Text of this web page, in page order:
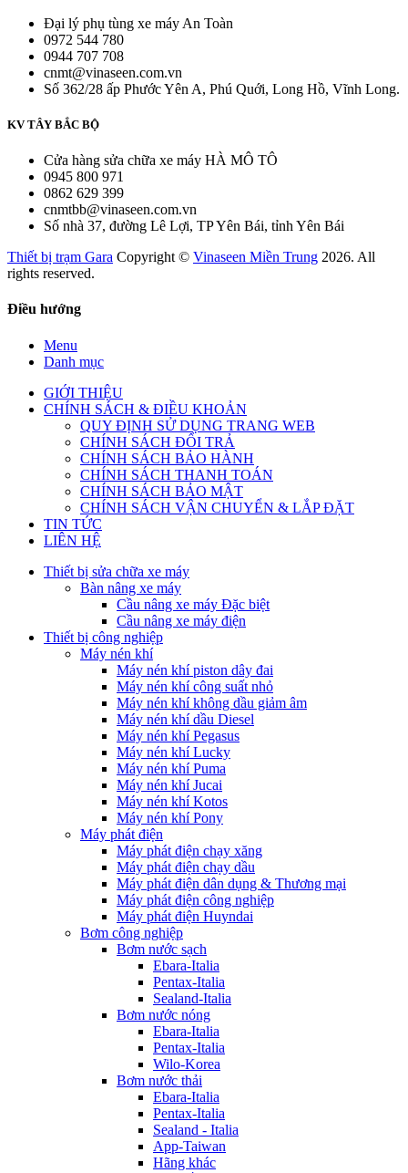
Đại lý phụ tùng xe máy An Toàn
0972 544 780
0944 707 708
cnmt@vinaseen.com.vn
Số 362/28 ấp Phước Yên A, Phú Quới, Long Hồ, Vĩnh Long.
KV TÂY BẮC BỘ
Cửa hàng sửa chữa xe máy HÀ MÔ TÔ
0945 800 971
0862 629 399
cnmtbb@vinaseen.com.vn
Số nhà 37, đường Lê Lợi, TP Yên Bái, tỉnh Yên Bái
Thiết bị trạm Gara Copyright © Vinaseen Miền Trung 2026. All
rights reserved.
Điều hướng
Menu
Danh mục
GIỚI THIỆU
CHÍNH SÁCH & ĐIỀU KHOẢN
QUY ĐỊNH SỬ DỤNG TRANG WEB
CHÍNH SÁCH ĐỔI TRẢ
CHÍNH SÁCH BẢO HÀNH
CHÍNH SÁCH THANH TOÁN
CHÍNH SÁCH BẢO MẬT
CHÍNH SÁCH VẬN CHUYỂN & LẮP ĐẶT
TIN TỨC
LIÊN HỆ
Thiết bị sửa chữa xe máy
Bàn nâng xe máy
Cầu nâng xe máy Đặc biệt
Cầu nâng xe máy điện
Thiết bị công nghiệp
Máy nén khí
Máy nén khí piston dây đai
Máy nén khí công suất nhỏ
Máy nén khí không dầu giảm âm
Máy nén khí dầu Diesel
Máy nén khí Pegasus
Máy nén khí Lucky
Máy nén khí Puma
Máy nén khí Jucai
Máy nén khí Kotos
Máy nén khí Pony
Máy phát điện
Máy phát điện chạy xăng
Máy phát điện chạy dầu
Máy phát điện dân dụng & Thương mại
Máy phát điện công nghiệp
Máy phát điện Huyndai
Bơm công nghiệp
Bơm nước sạch
Ebara-Italia
Pentax-Italia
Sealand-Italia
Bơm nước nóng
Ebara-Italia
Pentax-Italia
Wilo-Korea
Bơm nước thải
Ebara-Italia
Pentax-Italia
Sealand - Italia
App-Taiwan
Hãng khác